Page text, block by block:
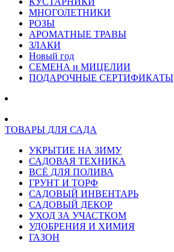
МНОГОЛЕТНИКИ
РОЗЫ
АРОМАТНЫЕ ТРАВЫ
ЗЛАКИ
Новый год
СЕМЕНА и МИЦЕЛИИ
ПОДАРОЧНЫЕ СЕРТИФИКАТЫ
ТОВАРЫ ДЛЯ САДА
УКРЫТИЕ НА ЗИМУ
САДОВАЯ ТЕХНИКА
ВСЁ ДЛЯ ПОЛИВА
ГРУНТ И ТОРФ
САДОВЫЙ ИНВЕНТАРЬ
САДОВЫЙ ДЕКОР
УХОД ЗА УЧАСТКОМ
УДОБРЕНИЯ И ХИМИЯ
ГАЗОН